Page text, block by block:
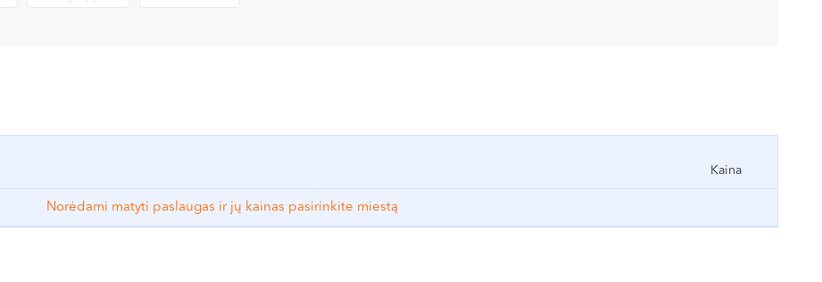
Kaina
Norėdami matyti paslaugas ir jų kainas pasirinkite miestą